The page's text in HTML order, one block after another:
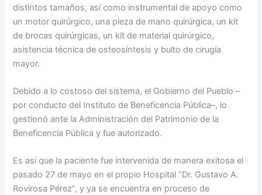
distintos tamaños, así como instrumental de apoyo como
un motor quirúrgico, una pieza de mano quirúrgica, un kit
de brocas quirúrgicas, un kit de material quirúrgico,
asistencia técnica de osteosíntesis y bulto de cirugía
mayor.
Debido a lo costoso del sistema, el Gobierno del Pueblo –
por conducto del Instituto de Beneficencia Pública–, lo
gestionó ante la Administración del Patrimonio de la
Beneficencia Pública y fue autorizado.
Es así que la paciente fue intervenida de manera exitosa el
pasado 27 de mayo en el propio Hospital “Dr. Gustavo A.
Rovirosa Pérez”, y ya se encuentra en proceso de